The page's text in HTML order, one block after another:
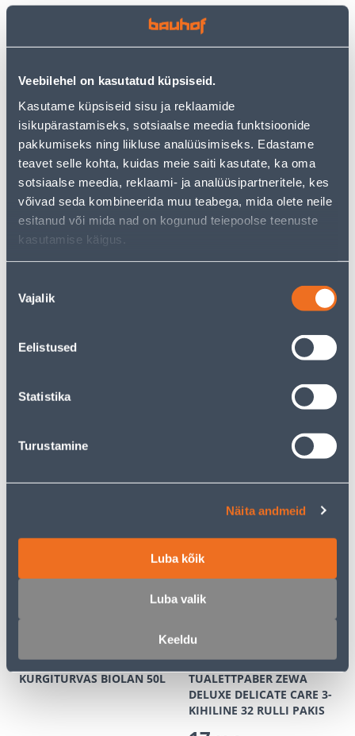
Veebilehel on kasutatud küpsiseid.
Kasutame küpsiseid sisu ja reklaamide
isikupärastamiseks, sotsiaalse meedia funktsioonide
pakkumiseks ning liikluse analüüsimiseks. Edastame
teavet selle kohta, kuidas meie saiti kasutate, ka oma
sotsiaalse meedia, reklaami- ja analüüsipartneritele, kes
võivad seda kombineerida muu teabega, mida olete neile
esitanud või mida nad on kogunud teiepoolse teenuste
kasutamise käigus.
valik
Vajalik
Eelistused
Statistika
Turustamine
Näita andmeid
Luba kõik
Luba valik
Keeldu
KANDILINE 10KG
4 .99 €
VEE- JA TOLMUIMEJA
KÄRCHER WD 3 V-17/4/20
*EU
125.20 €
59 .59 €
TURVAVÕRGUGA 305CM
79
BIOLAN 50 L
HORTICOM PIKAAJALISE
NATURAALNE TURVAS
BIOLAN 280L
KURGITURVAS BIOLAN 50L
E-HIND
TUALETTPABER ZEWA
DELUXE DELICATE CARE 3-
KIHILINE 32 RULLI PAKIS